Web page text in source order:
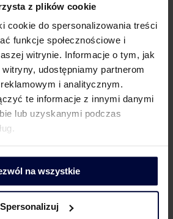
z plików cookie
cookie do spersonalizowania treści
funkcje społecznościowe i
witrynie. Informacje o tym, jak
udostępniamy partnerom
i analitycznym.
te informacje z innymi danymi
lub uzyskanymi podczas
na wszystkie
Spersonalizuj
czasu dostawy
przez podwykonawcę
Czy w takiej sytuacji istnieje
zapłaconej kary umownej
Czy są jakieś sposoby
tego ryzyka przy kolejnych
planuje ubiegać się
na finansowanie inwestycji. Bank
spółka matka – jest gotowy udzielić
taka czynność traktowana jest jako
przepisów o cenach